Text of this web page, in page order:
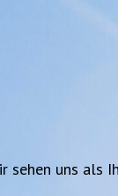
sehen uns als